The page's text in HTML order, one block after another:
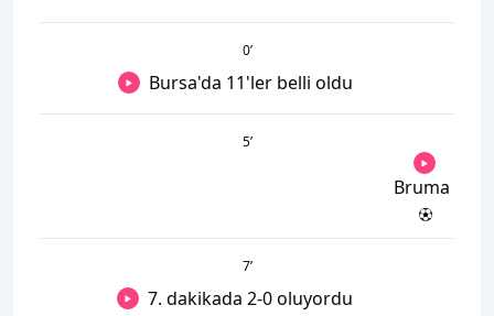
0’
Bursa'da 11'ler belli oldu
5’
Bruma
7’
7. dakikada 2-0 oluyordu